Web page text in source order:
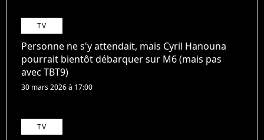
TV
Personne ne s'y attendait, mais Cyril Hanouna
pourrait bientôt débarquer sur M6 (mais pas
avec TBT9)
30 mars 2026 à 17:00
TV